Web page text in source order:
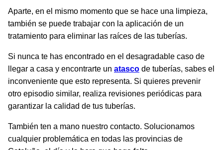
Aparte, en el mismo momento que se hace una limpieza,
también se puede trabajar con la aplicación de un
tratamiento para eliminar las raíces de las tuberías.
Si nunca te has encontrado en el desagradable caso de
llegar a casa y encontrarte un atasco de tuberías, sabes el
inconveniente que esto representa. Si quieres prevenir
otro episodio similar, realiza revisiones periódicas para
garantizar la calidad de tus tuberías.
También ten a mano nuestro contacto. Solucionamos
cualquier problemática en todas las provincias de